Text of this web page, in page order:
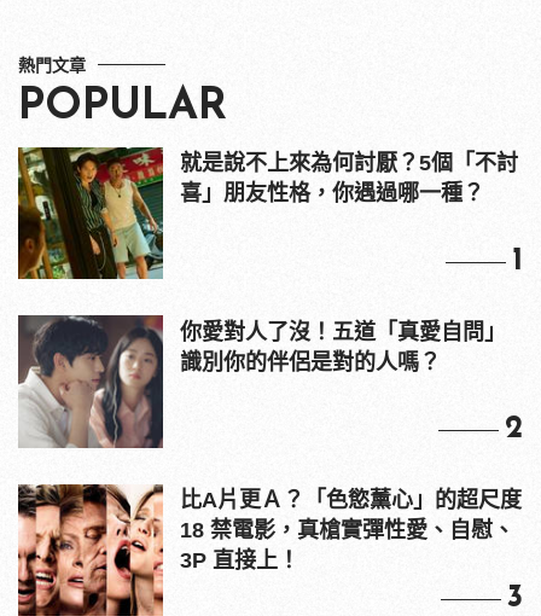
熱門文章
POPULAR
就是說不上來為何討厭？5個「不討
喜」朋友性格，你遇過哪一種？
1
你愛對人了沒！五道「真愛自問」
識別你的伴侶是對的人嗎？
2
比A片更Ａ？「色慾薰心」的超尺度
18 禁電影，真槍實彈性愛、自慰、
3P 直接上！
3